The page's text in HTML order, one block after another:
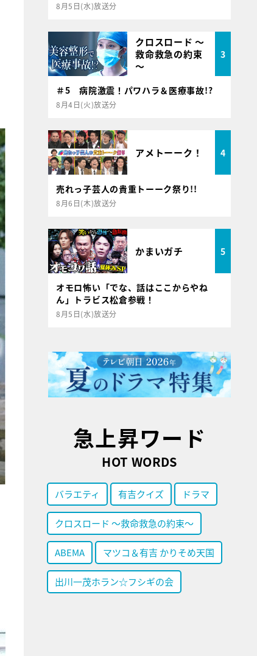
8月5日(水)放送分
クロスロード ～
救命救急の約束
～
3
＃5 病院激震！パワハラ＆医療事故!?
8月4日(火)放送分
アメトーーク！ 4
売れっ子芸人の貴重トーーク祭り!!
8月6日(木)放送分
かまいガチ 5
オモロ怖い「でな、話はここからやね
ん」トラビス松倉参戦！
8月5日(水)放送分
急上昇ワード
HOT WORDS
バラエティ 有吉クイズ ドラマ
クロスロード ～救命救急の約束～
ABEMA マツコ＆有吉 かりそめ天国
出川一茂ホラン☆フシギの会